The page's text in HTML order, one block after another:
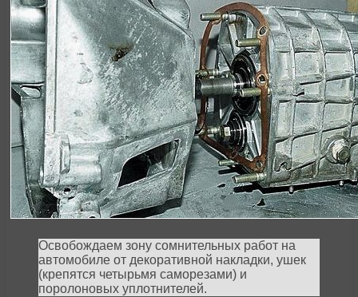
Освобождаем зону сомнительных работ на
автомобиле от декоративной накладки, ушек
(крепятся четырьмя саморезами) и
поролоновых уплотнителей.